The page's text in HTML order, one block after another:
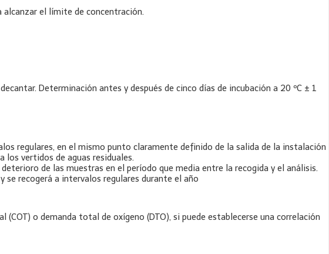
el límite de concentración.
Determinación antes y después de cinco días de incubación a 20 ºC ± 1
regulares, en el mismo punto claramente definido de la salida de la instalación
vertidos de aguas residuales.
de las muestras en el período que media entre la recogida y el análisis.
recogerá a intervalos regulares durante el año
o demanda total de oxígeno (DTO), si puede establecerse una correlación